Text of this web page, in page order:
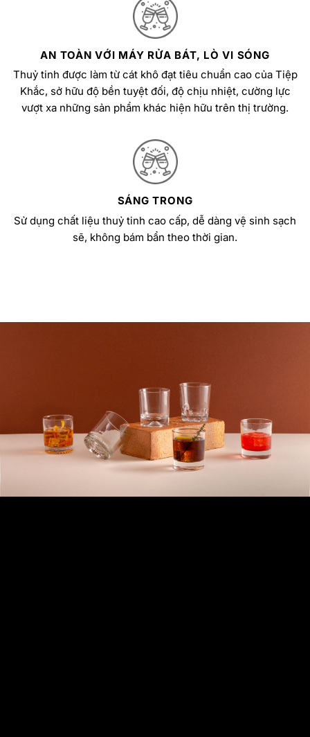
AN TOÀN VỚI MÁY RỬA BÁT, LÒ VI SÓNG
Thuỷ tinh được làm từ cát khô đạt tiêu chuẩn cao của Tiệp
Khắc, sở hữu độ bền tuyệt đối, độ chịu nhiệt, cường lực
vượt xa những sản phẩm khác hiện hữu trên thị trường.
SÁNG TRONG
Sử dụng chất liệu thuỷ tinh cao cấp, dễ dàng vệ sinh sạch
sẽ, không bám bẩn theo thời gian.